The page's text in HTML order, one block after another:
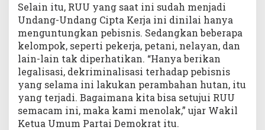
Selain itu, RUU yang saat ini sudah menjadi
Undang-Undang Cipta Kerja ini dinilai hanya
menguntungkan pebisnis. Sedangkan beberapa
kelompok, seperti pekerja, petani, nelayan, dan
lain-lain tak diperhatikan. “Hanya berikan
legalisasi, dekriminalisasi terhadap pebisnis
yang selama ini lakukan perambahan hutan, itu
yang terjadi. Bagaimana kita bisa setujui RUU
semacam ini, maka kami menolak,” ujar Wakil
Ketua Umum Partai Demokrat itu.